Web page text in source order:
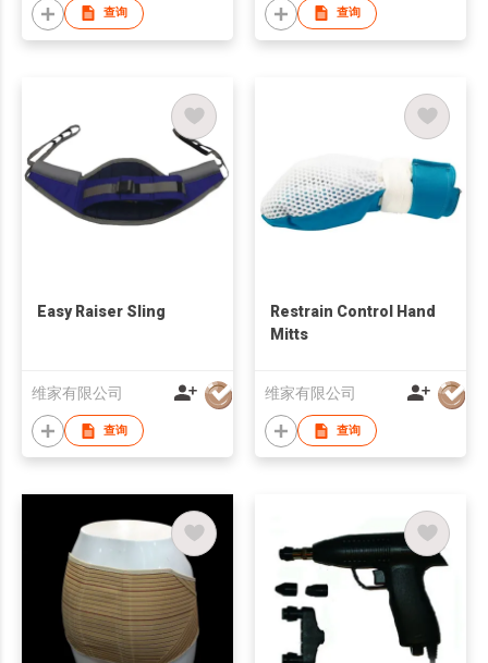
查询 查询
Easy Raiser Sling
维家有限公司
查询
Restrain Control Hand
Mitts
维家有限公司
查询